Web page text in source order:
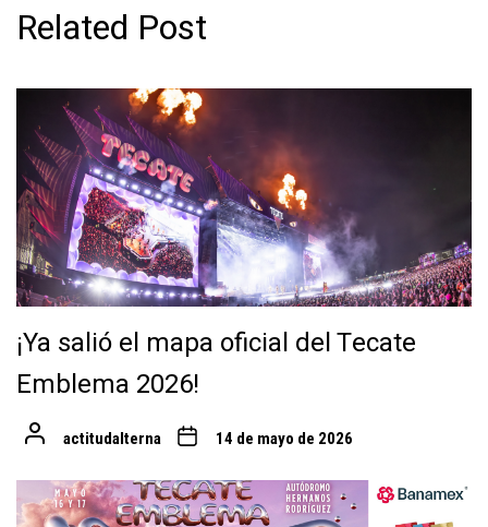
Related Post
¡Ya salió el mapa oficial del Tecate
Emblema 2026!
actitudalterna 14 de mayo de 2026